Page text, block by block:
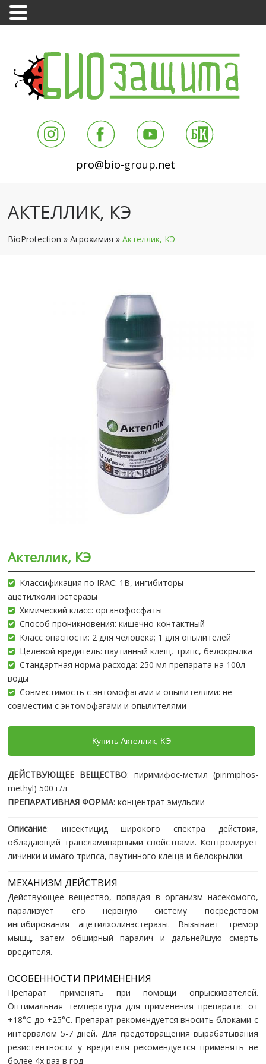
pro@bio-group.net
АКТЕЛЛИК, КЭ
BioProtection »Агрохимия »Актеллик, КЭ
Актеллик, КЭ
Классификация по IRAC: 1B, ингибиторы
ацетилхолинэстеразы
Химический класс: органофосфаты
Способ проникновения: кишечно-контактный
Класс опасности: 2 для человека; 1 для опылителей
Целевой вредитель: паутинный клещ, трипс, белокрылка
Стандартная норма расхода: 250 мл препарата на 100л
воды
Совместимость с энтомофагами и опылителями: не
совместим с энтомофагами и опылителями
Купить Актеллик, КЭ
ДЕЙСТВУЮЩЕЕ ВЕЩЕСТВО: пиримифос-метил (pirimiphos-
methyl) 500 г/л
ПРЕПАРАТИВНАЯ ФОРМА: концентрат эмульсии
Описание: инсектицид широкого спектра действия,
обладающий трансламинарными свойствами. Контролирует
личинки и имаго трипса, паутинного клеща и белокрылки.
МЕХАНИЗМ ДЕЙСТВИЯ
Действующее вещество, попадая в организм насекомого,
парализует его нервную систему посредством
ингибирования ацетилхолинэстеразы. Вызывает тремор
мышц, затем обширный паралич и дальнейшую смерть
вредителя.
ОСОБЕННОСТИ ПРИМЕНЕНИЯ
Препарат применять при помощи опрыскивателей.
Оптимальная температура для применения препарата: от
+18°C до +25°С. Препарат рекомендуется вносить блоками с
интервалом 5-7 дней. Для предотвращения вырабатывания
резистентности у вредителя рекомендуется применять не
более 4х раз в год